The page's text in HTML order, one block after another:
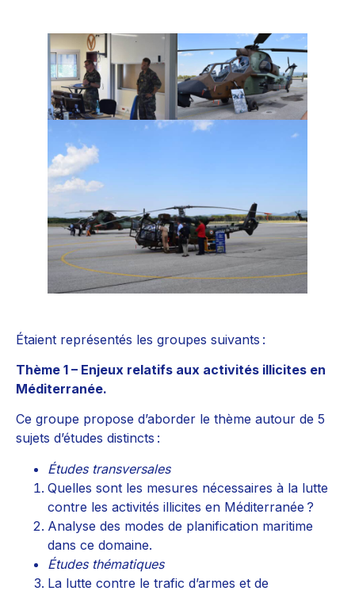
Étaient représentés les groupes suivants :
Thème 1 – Enjeux relatifs aux activités illicites en
Méditerranée.
Ce groupe propose d’aborder le thème autour de 5
sujets d’études distincts :
Études transversales
Quelles sont les mesures nécessaires à la lutte
contre les activités illicites en Méditerranée ?
Analyse des modes de planification maritime
dans ce domaine.
Études thématiques
La lutte contre le trafic d’armes et de